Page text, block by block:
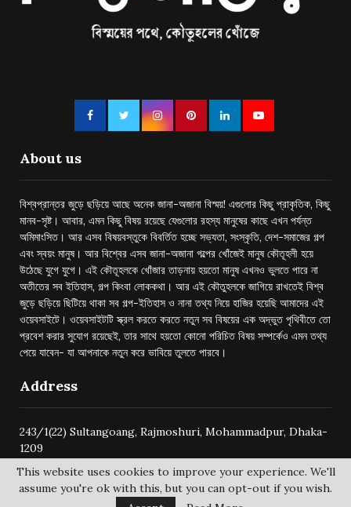
About us
বিশ্বপ্রান্তর জুড়ে ছড়িয়ে আছে অনেক জানা-অজানা বিস্ময়! এগুলোর কিছু প্রাকৃতিক, কিছু
মানব-সৃষ্ট। আবার, এমন কিছু বিষয় রয়েছে যেগুলোর রহস্য মানুষের কাছে এখন পর্যন্ত
অমিমাংসিত। আর এসব বিষয়বস্তুকে বিবর্তিত হচ্ছে সভ্যতা, সংস্কৃতি, দেশ-সমাজের গল্প
এবং স্বয়ং মানুষ। আর বিশ্বের এসব জানা-অজানা গল্পের খোঁজেই মানুষ কৌতূহলী হয়ে
উঠেছে যুগে যুগে। এই কৌতূহলকে খোঁজার তাড়নায় হয়তো মানুষ এখনও ভুলতে পারে না
অতীতের সব ইতিহাস, গল্প কিংবা লোককথা। আর এই কৌতুহলকে জাগিয়ে রাখতেই বিশ্ব
জুড়ে ছড়িয়ে ছিটিয়ে থাকা সব গল্প-ইতিহাস ও নানা তথ্য নিয়ে হাজির হয়েছি আমাদের এই
ওয়েবসাইটে। ওয়েবসাইটটি স্ক্রল করতে করতে নতুন সব বিষয়ের এক অদ্ভুত পৃথিবীতে তো
প্রবেশ করার সুযোগ রয়েছেই, তার সাথে হয়তো কোনো পরিচিত বিষয় সম্পর্কেও এমন তথ্য
পেয়ে যাবেন- যা আপনাকে নতুন করে ভাবিয়ে তুলতে পারবে।
Address
243/1(22) Sultangoang, Rajmoshuri, Mohammadpur, Dhaka-
1209
This website uses cookies to improve your experience. We'll
assume you're ok with this, but you can opt-out if you wish.